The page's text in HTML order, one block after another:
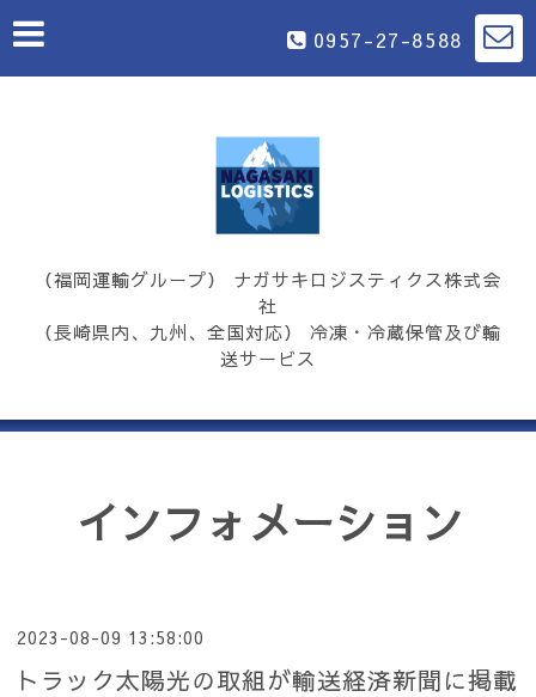
0957-27-8588
（福岡運輸グループ） ナガサキロジスティクス株式会
社
（長崎県内、九州、全国対応） 冷凍・冷蔵保管及び輸
送サービス
インフォメーション
2023-08-09 13:58:00
トラック太陽光の取組が輸送経済新聞に掲載